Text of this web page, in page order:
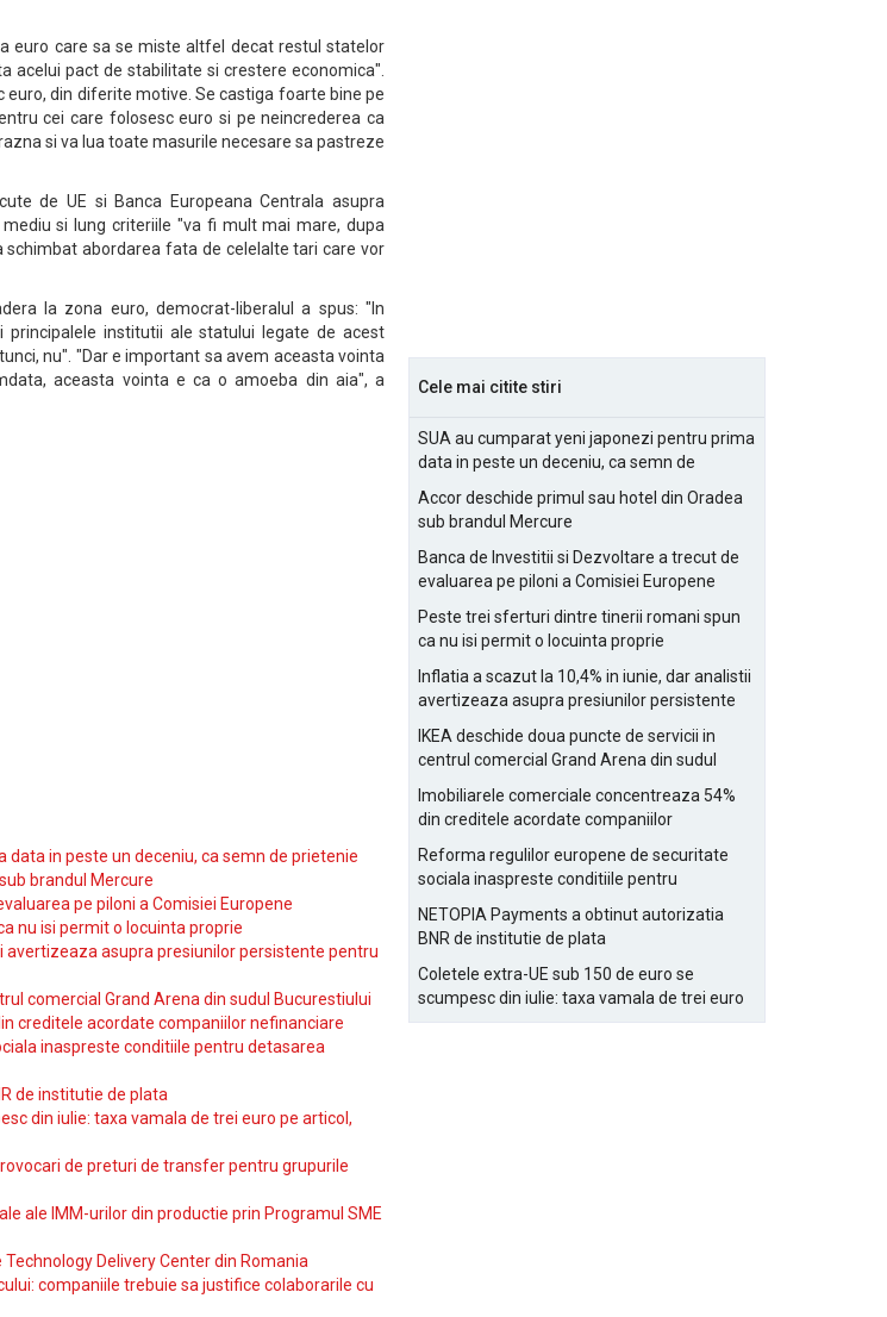
euro care sa se miste altfel decat restul statelor
pact de stabilitate si crestere economica".
din diferite motive. Se castiga foarte bine pe
cei care folosesc euro si pe neincrederea ca
si va lua toate masurile necesare sa pastreze
de UE si Banca Europeana Centrala asupra
si lung criteriile "va fi mult mai mare, dupa
schimbat abordarea fata de celelalte tari care vor
la zona euro, democrat-liberalul a spus: "In
institutii ale statului legate de acest
nu". "Dar e important sa avem aceasta vointa
aceasta vointa e ca o amoeba din aia", a
in peste un deceniu, ca semn de prietenie
brandul Mercure
pe piloni a Comisiei Europene
nu isi permit o locuinta proprie
avertizeaza asupra presiunilor persistente pentru
comercial Grand Arena din sudul Bucurestiului
creditele acordate companiilor nefinanciare
inaspreste conditiile pentru detasarea
de institutie de plata
din iulie: taxa vamala de trei euro pe articol,
de preturi de transfer pentru grupurile
ale IMM-urilor din productie prin Programul SME
Delivery Center din Romania
companiile trebuie sa justifice colaborarile cu
Cele mai citite stiri
SUA au cumparat yeni japonezi pentru prima
data in peste un deceniu, ca semn de
Accor deschide primul sau hotel din Oradea
sub brandul Mercure
Banca de Investitii si Dezvoltare a trecut de
evaluarea pe piloni a Comisiei Europene
Peste trei sferturi dintre tinerii romani spun
ca nu isi permit o locuinta proprie
Inflatia a scazut la 10,4% in iunie, dar analistii
avertizeaza asupra presiunilor persistente
IKEA deschide doua puncte de servicii in
centrul comercial Grand Arena din sudul
Imobiliarele comerciale concentreaza 54%
din creditele acordate companiilor
Reforma regulilor europene de securitate
sociala inaspreste conditiile pentru
NETOPIA Payments a obtinut autorizatia
BNR de institutie de plata
Coletele extra-UE sub 150 de euro se
scumpesc din iulie: taxa vamala de trei euro
pe articol, adaugata la taxa logistica